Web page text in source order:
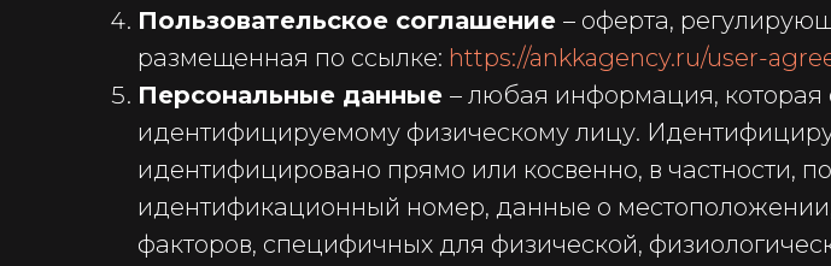
Пользовательское соглашение – оферта,
размещенная по ссылке: https://ankkagency.ru/user-
Персональные данные – любая информация,
идентифицируемому физическому лицу.
идентифицировано прямо или косвенно, в частности,
идентификационный номер, данные о
факторов, специфичных для физической,